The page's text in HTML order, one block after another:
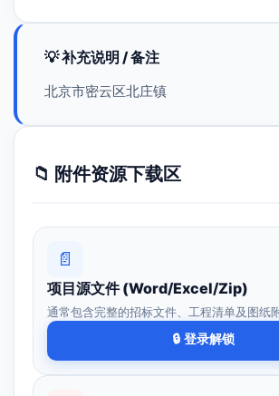
💡 补充说明 / 备注
北京市密云区北庄镇
📁 附件资源下载区
📄
项目源文件 (Word/Excel/Zip)
通常包含完整的招标文件、工程清单及图纸附
🔒 登录解锁